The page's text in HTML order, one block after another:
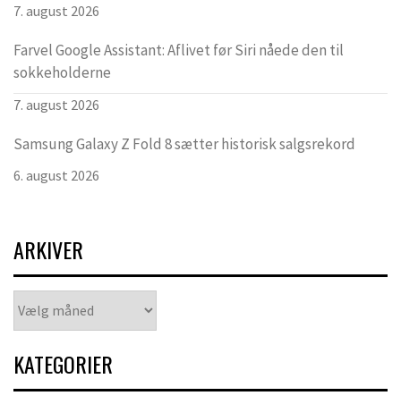
7. august 2026
Farvel Google Assistant: Aflivet før Siri nåede den til
sokkeholderne
7. august 2026
Samsung Galaxy Z Fold 8 sætter historisk salgsrekord
6. august 2026
ARKIVER
KATEGORIER